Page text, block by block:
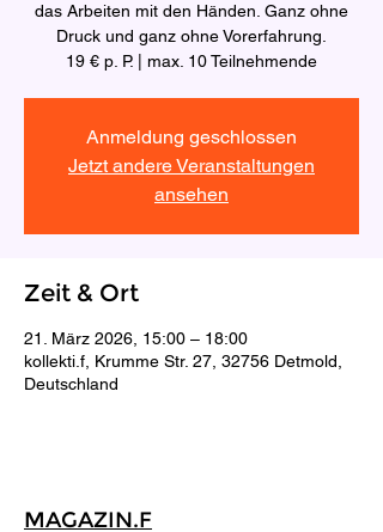
das Arbeiten mit den Händen. Ganz ohne
Druck und ganz ohne Vorerfahrung.
19 € p. P. | max. 10 Teilnehmende
Anmeldung geschlossen
Jetzt andere Veranstaltungen
ansehen
Zeit & Ort
21. März 2026, 15:00 – 18:00
kollekti.f, Krumme Str. 27, 32756 Detmold,
Deutschland
MAGAZIN.F